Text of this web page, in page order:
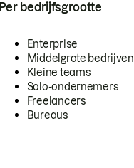
Per bedrijfsgrootte
Enterprise
Middelgrote bedrijven
Kleine teams
Solo-ondernemers
Freelancers
Bureaus